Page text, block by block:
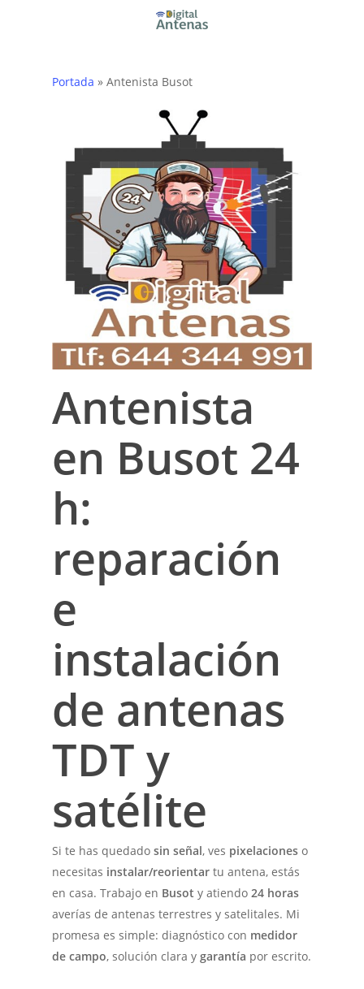
Portada » Antenista Busot
Antenista
en Busot 24
h:
reparación
e
instalación
de antenas
TDT y
satélite
Si te has quedadosin señal, ves pixelaciones o
necesitas instalar/reorientar tu antena, estás
en casa. Trabajo en Busot y atiendo24 horas
averías de antenas terrestres y satelitales. Mi
promesa es simple: diagnóstico con medidor
de campo, solución clara ygarantía por escrito.